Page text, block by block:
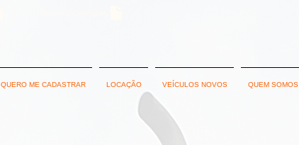
QUERO ME CADASTRAR LOCAÇÃO VEÍCULOS NOVOS QUEM SOMOS